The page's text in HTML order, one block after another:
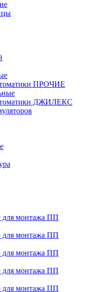
ПРОЧИЕ
ДЖИЛЕКС
для монтажа ПП
для монтажа ПП
для монтажа ПП
для монтажа ПП
для монтажа ПП